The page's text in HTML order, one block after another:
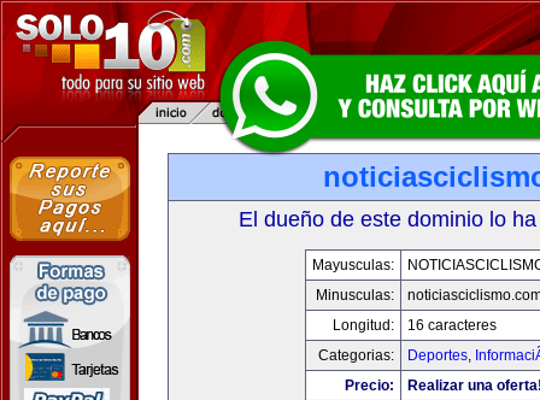
El dueño de este dominio lo
Mayusculas:
Minusculas:
Longitud:
16 caracteres
Categorias:
Deportes,
Precio:
Realizar una